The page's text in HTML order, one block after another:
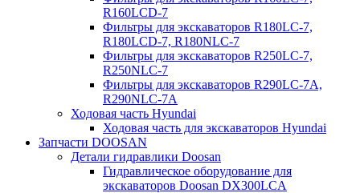
R160LCD-7
Фильтры для экскаваторов R180LC-7,
R180LCD-7, R180NLC-7
Фильтры для экскаваторов R250LC-7,
R250NLC-7
Фильтры для экскаваторов R290LC-7A,
R290NLC-7A
Ходовая часть Hyundai
Ходовая часть для экскаваторов Hyundai
Запчасти DOOSAN
Детали гидравлики Doosan
Гидравлическое оборудование для
экскаваторов Doosan DX300LCA